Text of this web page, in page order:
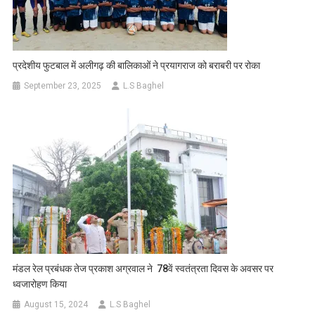
प्रदेशीय फुटबाल में अलीगढ़ की बालिकाओं ने प्रयागराज को बराबरी पर रोका
September 23, 2025 L.S Baghel
मंडल रेल प्रबंधक तेज प्रकाश अग्रवाल ने 78वें स्वतंत्रता दिवस के अवसर पर
ध्वजारोहण किया
August 15, 2024 L.S Baghel